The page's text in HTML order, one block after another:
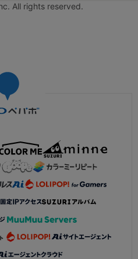
All rights reserved.